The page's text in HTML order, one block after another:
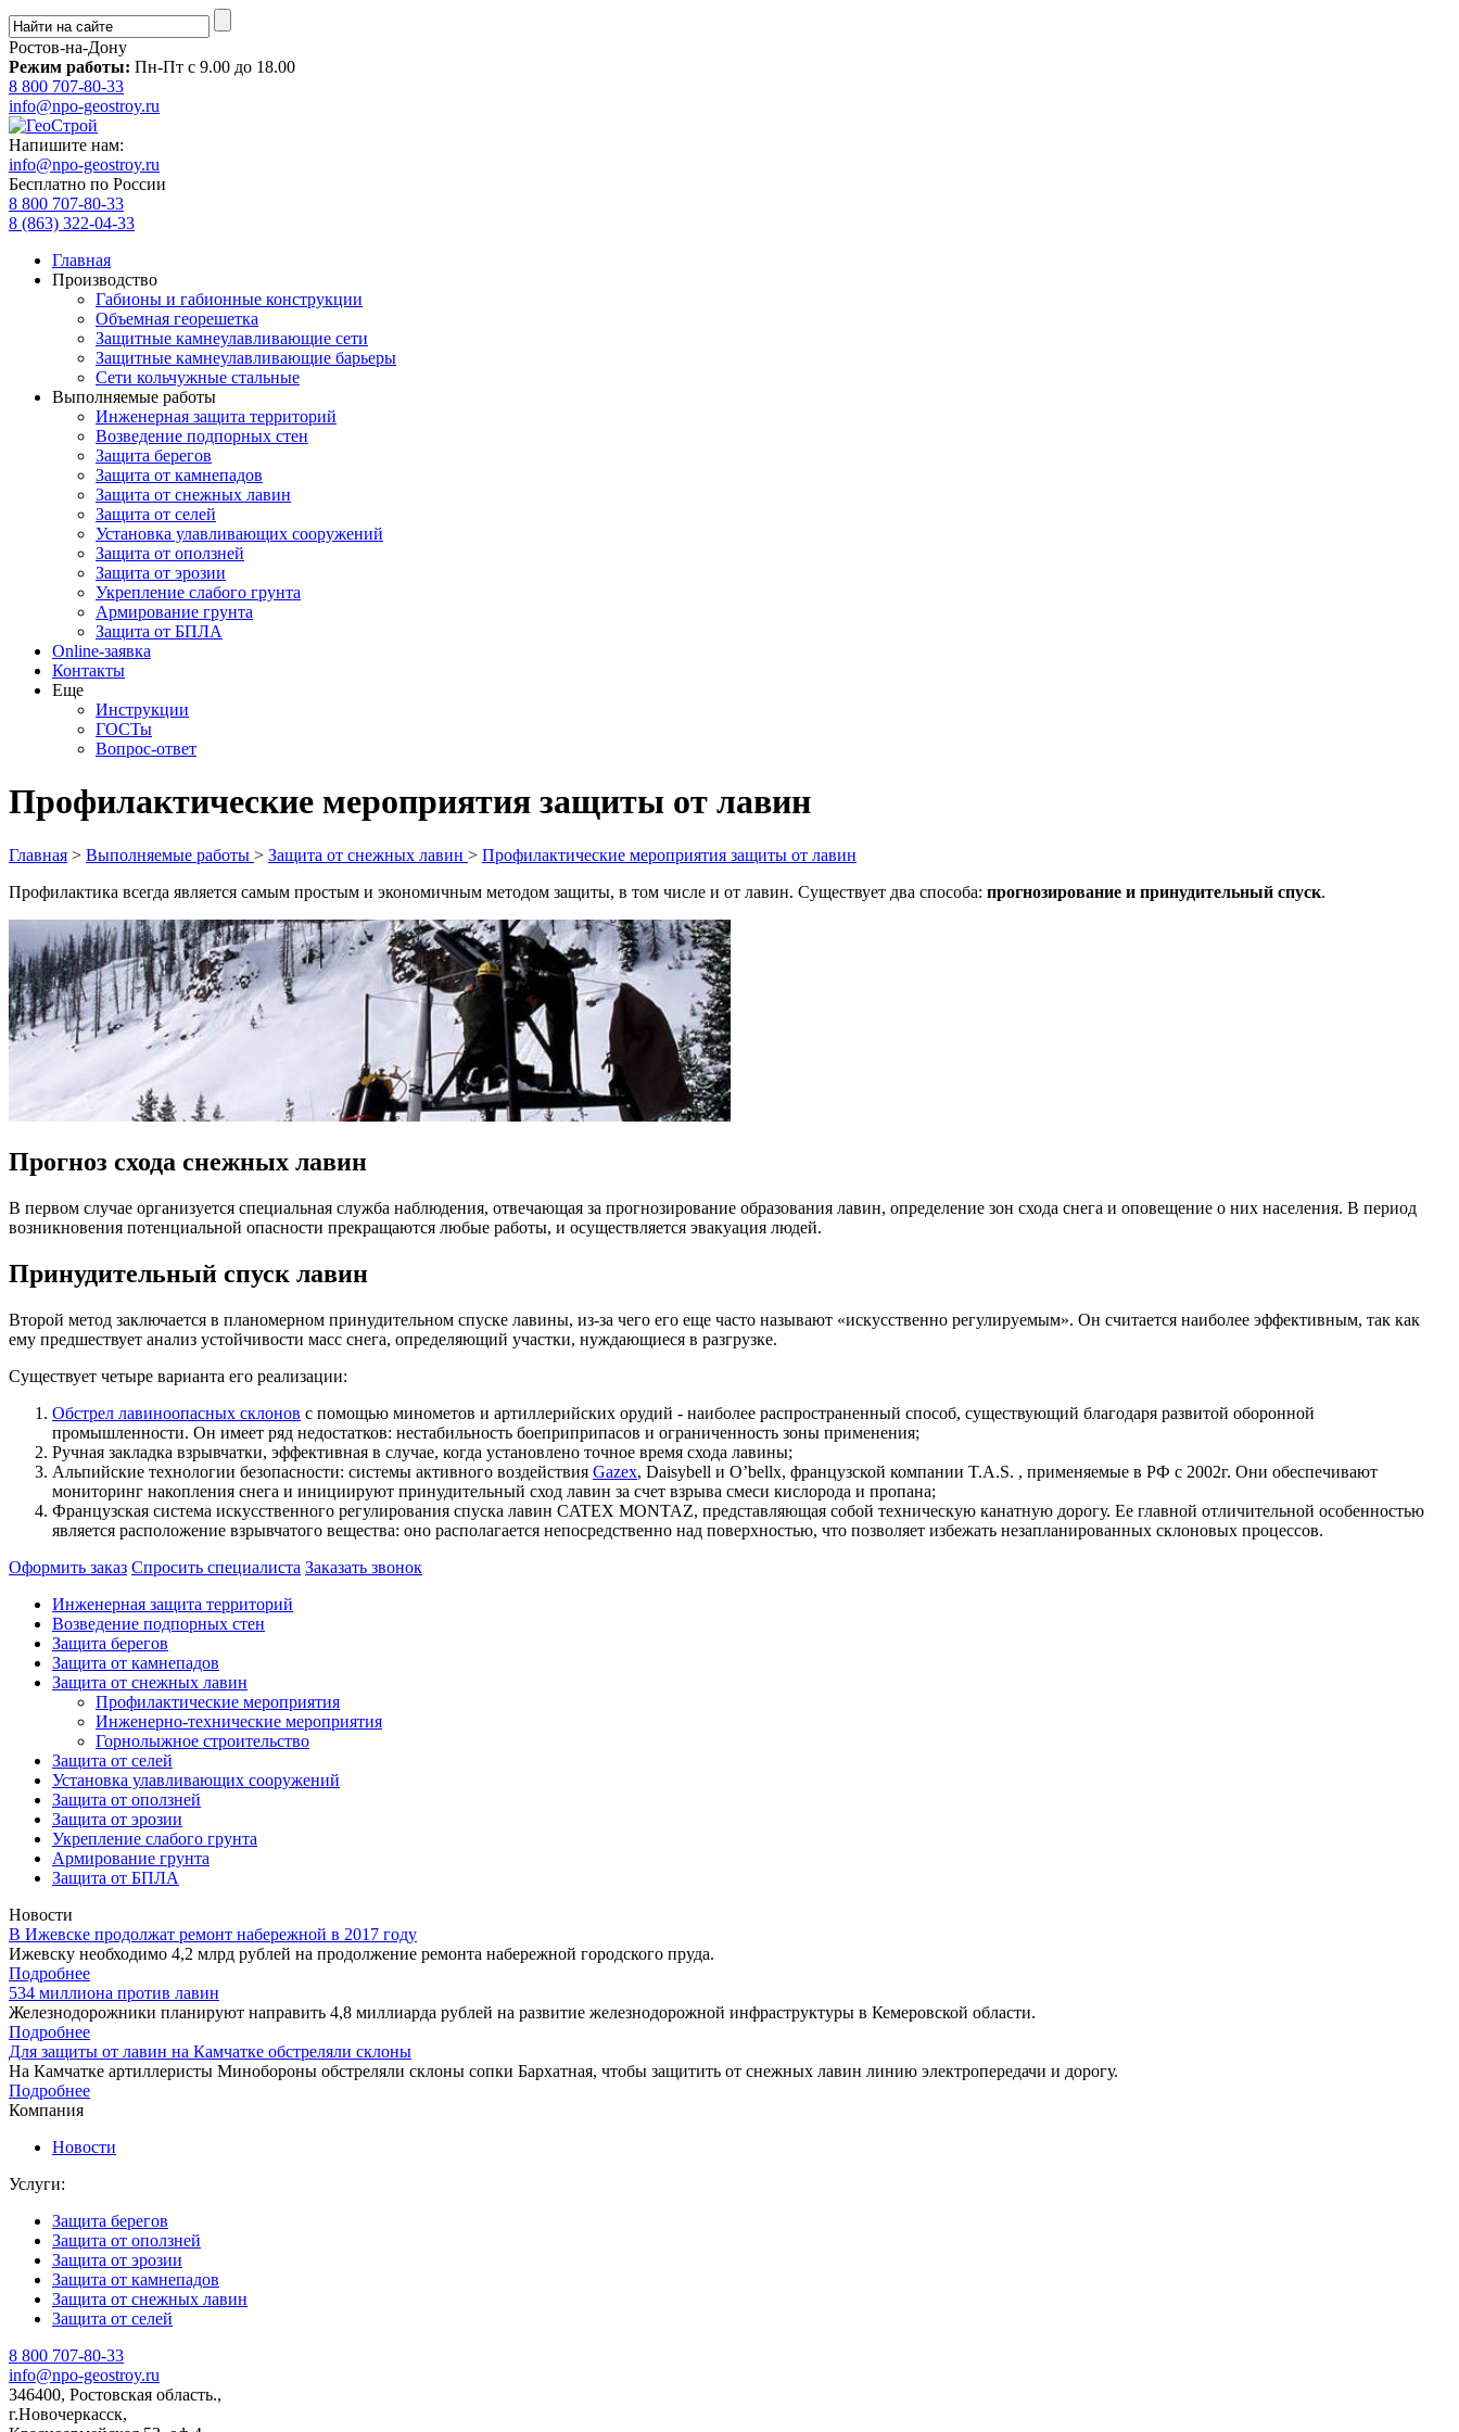
Ростов-на-Дону
Режим работы: Пн-Пт с 9.00 до 18.00
8 800 707-80-33
info@npo-geostroy.ru
Напишите нам:
info@npo-geostroy.ru
Бесплатно по России
8 800 707-80-33
8 (863) 322-04-33
Главная
Производство
Габионы и габионные конструкции
Объемная георешетка
Защитные камнеулавливающие сети
Защитные камнеулавливающие барьеры
Сети кольчужные стальные
Выполняемые работы
Инженерная защита территорий
Возведение подпорных стен
Защита берегов
Защита от камнепадов
Защита от снежных лавин
Защита от селей
Установка улавливающих сооружений
Защита от оползней
Защита от эрозии
Укрепление слабого грунта
Армирование грунта
Защита от БПЛА
Online-заявка
Контакты
Еще
Инструкции
ГОСТы
Вопрос-ответ
Профилактические мероприятия защиты от лавин
Главная > Выполняемые работы > Защита от снежных лавин > Профилактические мероприятия защиты от лавин
Профилактика всегда является самым простым и экономичным методом защиты, в том числе и от лавин. Существует два способа: прогнозирование и принудительный спуск.
Прогноз схода снежных лавин
В первом случае организуется специальная служба наблюдения, отвечающая за прогнозирование образования лавин, определение зон схода снега и оповещение о них населения. В период
возникновения потенциальной опасности прекращаются любые работы, и осуществляется эвакуация людей.
Принудительный спуск лавин
Второй метод заключается в планомерном принудительном спуске лавины, из-за чего его еще часто называют «искусственно регулируемым». Он считается наиболее эффективным, так как
ему предшествует анализ устойчивости масс снега, определяющий участки, нуждающиеся в разгрузке.
Существует четыре варианта его реализации:
Обстрел лавиноопасных склонов с помощью минометов и артиллерийских орудий - наиболее распространенный способ, существующий благодаря развитой оборонной
промышленности. Он имеет ряд недостатков: нестабильность боеприприпасов и ограниченность зоны применения;
Ручная закладка взрывчатки, эффективная в случае, когда установлено точное время схода лавины;
Альпийские технологии безопасности: системы активного воздействия Gazex, Daisybell и O’bellx, французской компании T.A.S. , применяемые в РФ с 2002г. Они обеспечивают
мониторинг накопления снега и инициируют принудительный сход лавин за счет взрыва смеси кислорода и пропана;
Французская система искусственного регулирования спуска лавин CATEX MONTAZ, представляющая собой техническую канатную дорогу. Ее главной отличительной особенностью
является расположение взрывчатого вещества: оно располагается непосредственно над поверхностью, что позволяет избежать незапланированных склоновых процессов.
Оформить заказ Спросить специалиста Заказать звонок
Инженерная защита территорий
Возведение подпорных стен
Защита берегов
Защита от камнепадов
Защита от снежных лавин
Профилактические мероприятия
Инженерно-технические мероприятия
Горнолыжное строительство
Защита от селей
Установка улавливающих сооружений
Защита от оползней
Защита от эрозии
Укрепление слабого грунта
Армирование грунта
Защита от БПЛА
Новости
В Ижевске продолжат ремонт набережной в 2017 году
Ижевску необходимо 4,2 млрд рублей на продолжение ремонта набережной городского пруда.
Подробнее
534 миллиона против лавин
Железнодорожники планируют направить 4,8 миллиарда рублей на развитие железнодорожной инфраструктуры в Кемеровской области.
Подробнее
Для защиты от лавин на Камчатке обстреляли склоны
На Камчатке артиллеристы Минобороны обстреляли склоны сопки Бархатная, чтобы защитить от снежных лавин линию электропередачи и дорогу.
Подробнее
Компания
Новости
Услуги:
Защита берегов
Защита от оползней
Защита от эрозии
Защита от камнепадов
Защита от снежных лавин
Защита от селей
8 800 707-80-33
info@npo-geostroy.ru
346400, Ростовская область.,
г.Новочеркасск,